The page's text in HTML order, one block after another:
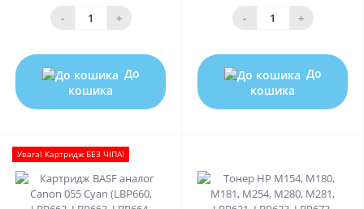
- +
До
кошика
- +
До
кошика
Увага! Картридж БЕЗ ЧІПА!